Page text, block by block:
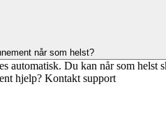
når som helst?
automatisk. Du kan når som helst
hjelp? Kontakt support